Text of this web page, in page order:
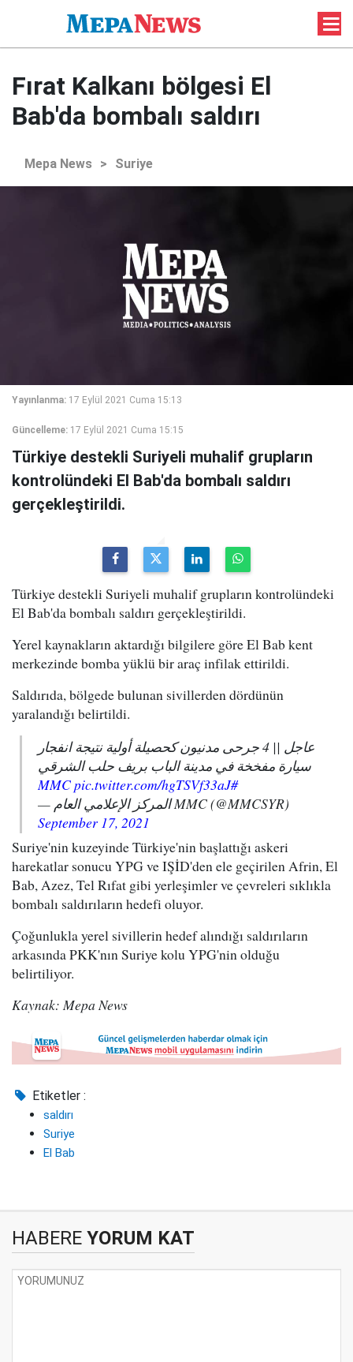
Fırat Kalkanı bölgesi El
Bab'da bombalı saldırı
Mepa News > Suriye
Yayınlanma: 17 Eylül 2021 Cuma 15:13
Güncelleme: 17 Eylül 2021 Cuma 15:15
Türkiye destekli Suriyeli muhalif grupların
kontrolündeki El Bab'da bombalı saldırı
gerçekleştirildi.
Türkiye destekli Suriyeli muhalif grupların kontrolündeki
El Bab'da bombalı saldırı gerçekleştirildi.
Yerel kaynakların aktardığı bilgilere göre El Bab kent
merkezinde bomba yüklü bir araç infilak ettirildi.
Saldırıda, bölgede bulunan sivillerden dördünün
yaralandığı belirtildi.
عاجل || 4 جرحى مدنيون كحصيلة أولية نتيجة انفجار
سيارة مفخخة في مدينة الباب بريف حلب الشرقي
#MMC
pic.twitter.com/hgTSVf33aJ
— المركز الإعلامي العام MMC (@MMCSYR)
September 17, 2021
Suriye'nin kuzeyinde Türkiye'nin başlattığı askeri
harekatlar sonucu YPG ve IŞİD'den ele geçirilen Afrin, El
Bab, Azez, Tel Rıfat gibi yerleşimler ve çevreleri sıklıkla
bombalı saldırıların hedefi oluyor.
Çoğunlukla yerel sivillerin hedef alındığı saldırıların
arkasında PKK'nın Suriye kolu YPG'nin olduğu
belirtiliyor.
Kaynak: Mepa News
Etiketler :
saldırı
Suriye
El Bab
HABERE YORUM KAT